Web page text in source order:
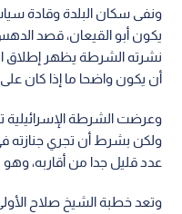
ونفى سكان البلدة وقادة
يكون أبو القيعان، قصد
نشرته الشرطة يظهر إطلاق
أن يكون واضحا ما إذا كان
وعرضت الشرطة الإسرائيلية
ولكن بشرط أن تجري جنازته
عدد قليل جدا من أقاربه،
وتعد خطبة الشيخ صلاح